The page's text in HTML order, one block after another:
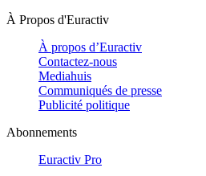
À Propos d'Euractiv
À propos d’Euractiv
Contactez-nous
Mediahuis
Communiqués de presse
Publicité politique
Abonnements
Euractiv Pro